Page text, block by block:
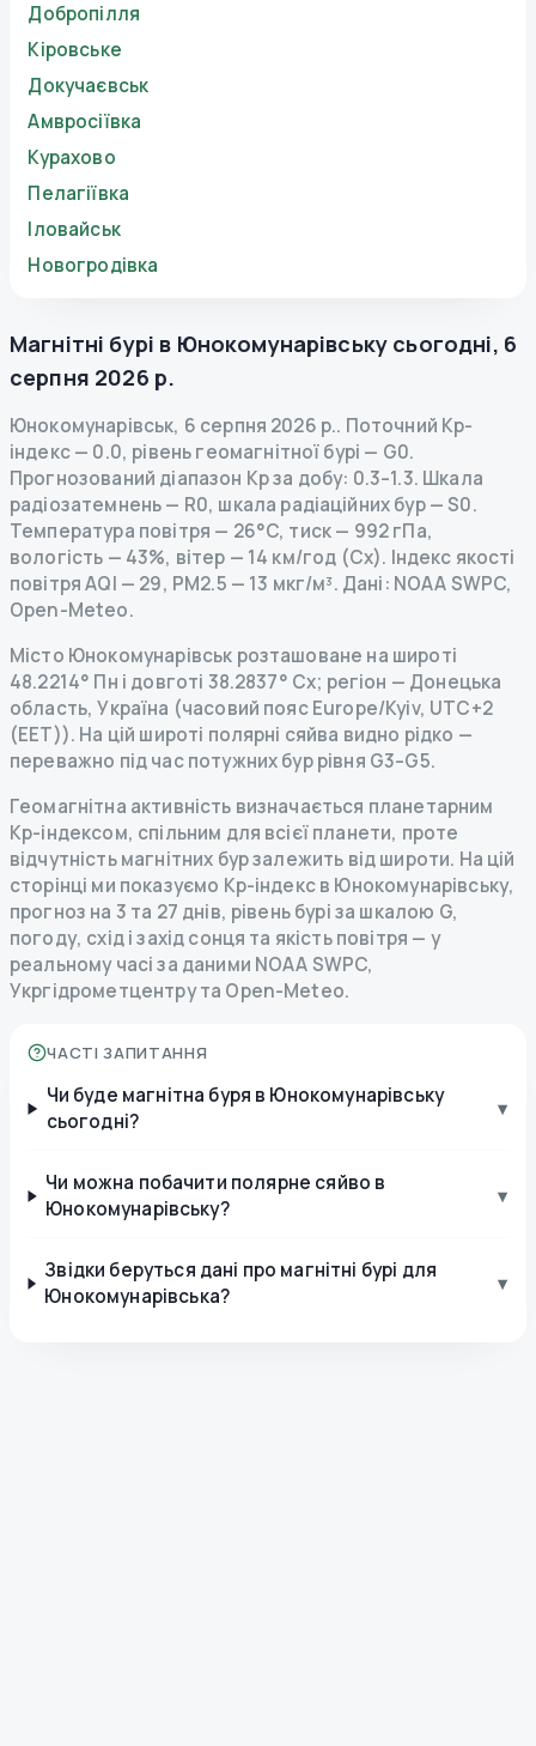
Добропілля
Кіровське
Докучаєвськ
Амвросіївка
Курахово
Пелагіївка
Іловайськ
Новогродівка
Магнітні бурі в Юнокомунарівську сьогодні, 6
серпня 2026 р.
Юнокомунарівськ, 6 серпня 2026 р.. Поточний Kp-
індекс— 0.0, рівень геомагнітної бурі — G0.
Прогнозований діапазон Kp за добу: 0.3–1.3. Шкала
радіозатемнень— R0, шкала радіаційних бур— S0.
Температура повітря — 26°C, тиск — 992 гПа,
вологість — 43%, вітер — 14 км/год (Сх). Індекс якості
повітря AQI — 29, PM2.5 — 13 мкг/м³. Дані: NOAA SWPC,
Open-Meteo.
Місто Юнокомунарівськ розташоване на широті
48.2214° Пн і довготі 38.2837° Сх; регіон — Донецька
область, Україна (часовий пояс Europe/Kyiv, UTC+2
(EET)). На цій широті полярні сяйва видно рідко —
переважно під час потужних бур рівня G3–G5.
Геомагнітна активність визначається планетарним
Kp-індексом, спільним для всієї планети, проте
відчутність магнітних бур залежить від широти. На цій
сторінці ми показуємо Kp-індекс в Юнокомунарівську,
прогноз на 3 та 27 днів, рівень бурі за шкалою G,
погоду, схід і захід сонця та якість повітря — у
реальному часі за даними NOAA SWPC,
Укргідрометцентру та Open-Meteo.
ЧАСТІ ЗАПИТАННЯ
Чи буде магнітна буря в Юнокомунарівську
сьогодні?
▾
Чи можна побачити полярне сяйво в
Юнокомунарівську?
▾
Звідки беруться дані про магнітні бурі для
Юнокомунарівська?
▾